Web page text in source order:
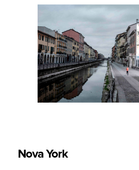
Nova York